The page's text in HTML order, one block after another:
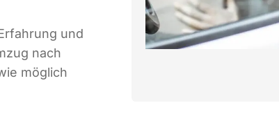
und
nach
möglich